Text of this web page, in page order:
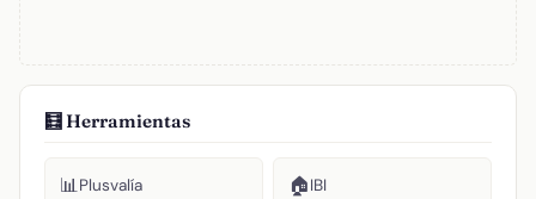
🧮 Herramientas
📊Plusvalía 🏠IBI